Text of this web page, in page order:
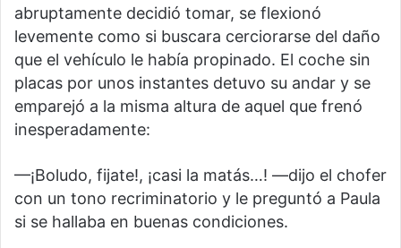
abruptamente decidió tomar, se flexionó
levemente como si buscara cerciorarse del daño
que el vehículo le había propinado. El coche sin
placas por unos instantes detuvo su andar y se
emparejó a la misma altura de aquel que frenó
inesperadamente:
—¡Boludo, fijate!, ¡casi la matás…! —dijo el chofer
con un tono recriminatorio y le preguntó a Paula
si se hallaba en buenas condiciones.